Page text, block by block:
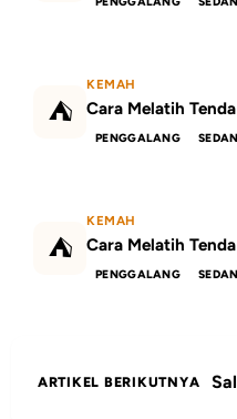
⛺
KEMAH
PENGGALANG
⛺
KEMAH
PENGGALANG
ARTIKEL BERIKUTNYA